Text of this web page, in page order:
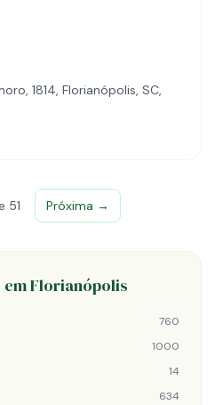
1814, Florianópolis, SC,
51 Próxima →
Florianópolis
760
1000
14
634